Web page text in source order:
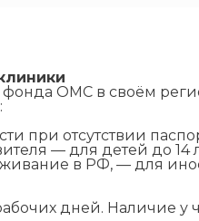
ОМС в своём
при отсутствии
— для детей до 14
в РФ, — для
дней. Наличие у